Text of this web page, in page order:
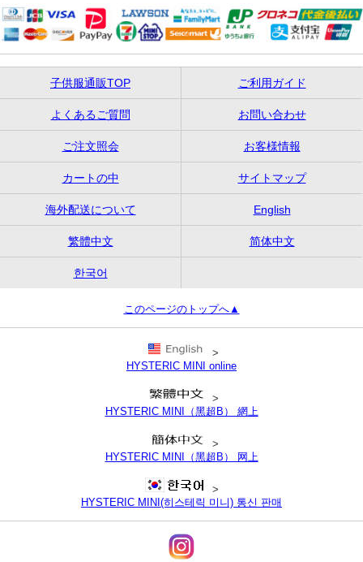
子供服通販TOP ご利用ガイド
よくあるご質問 お問い合わせ
ご注文照会 お客様情報
カートの中 サイトマップ
海外配送について English
繁體中文 简体中文
한국어
このページのトップへ▲
>
HYSTERIC MINI online
>
HYSTERIC MINI（黑超B） 網上
>
HYSTERIC MINI（黑超B） 网上
>
HYSTERIC MINI(히스테릭 미니) 통신 판매